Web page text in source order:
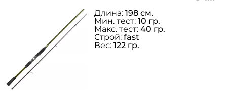
Длина: 198 см.
Мин. тест: 10 гр.
Макс. тест: 40 гр.
Строй: fast
Вес: 122 гр.